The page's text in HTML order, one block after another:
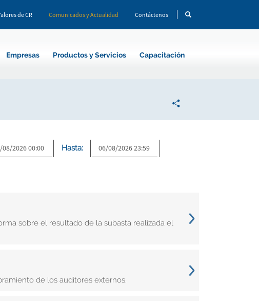
de CR Comunicados y Actualidad Contáctenos
Empresas Productos y Servicios Capacitación
Hasta:
sobre el resultado de la subasta realizada el
de los auditores externos.